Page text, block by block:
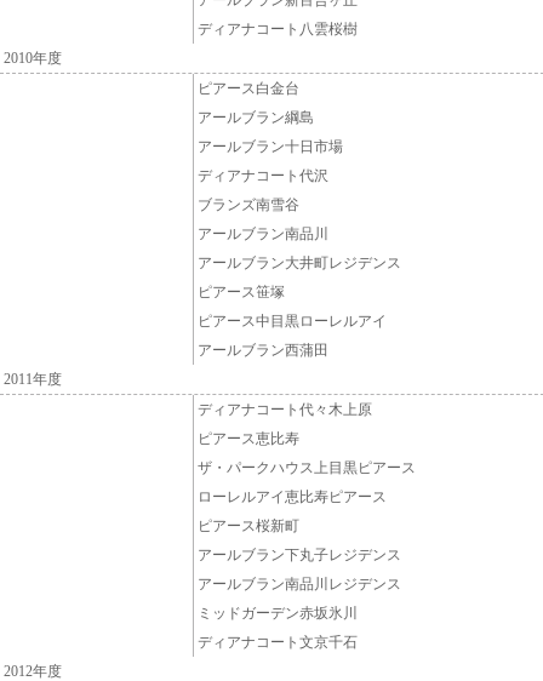
ディアナコート八雲桜樹
2010年度
ピアース白金台
アールブラン綱島
アールブラン十日市場
ディアナコート代沢
ブランズ南雪谷
アールブラン南品川
アールブラン大井町レジデンス
ピアース笹塚
ピアース中目黒ローレルアイ
アールブラン西蒲田
2011年度
ディアナコート代々木上原
ピアース恵比寿
ザ・パークハウス上目黒ピアース
ローレルアイ恵比寿ピアース
ピアース桜新町
アールブラン下丸子レジデンス
アールブラン南品川レジデンス
ミッドガーデン赤坂氷川
ディアナコート文京千石
2012年度